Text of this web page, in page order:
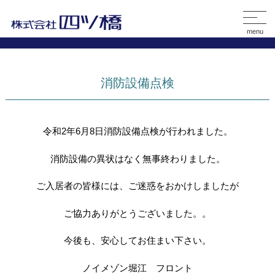
menu
消防設備点検
令和2年6月8日消防設備点検が行われました。
消防設備の異状はなく無事終わりました。
ご入居者の皆様には、ご迷惑をおかけしましたが
ご協力ありがとうございました。。
今後も、安心してお住まい下さい。
ノイメゾン堀江 フロント